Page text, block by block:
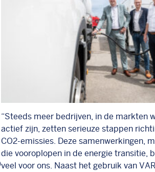
“Steeds meer bedrijven, in de markten
actief zijn, zetten serieuze stappen
CO2-emissies . Deze samenwerkingen,
dievooroplopen in de energie transitie,
veel voor ons. Naast het gebruik van